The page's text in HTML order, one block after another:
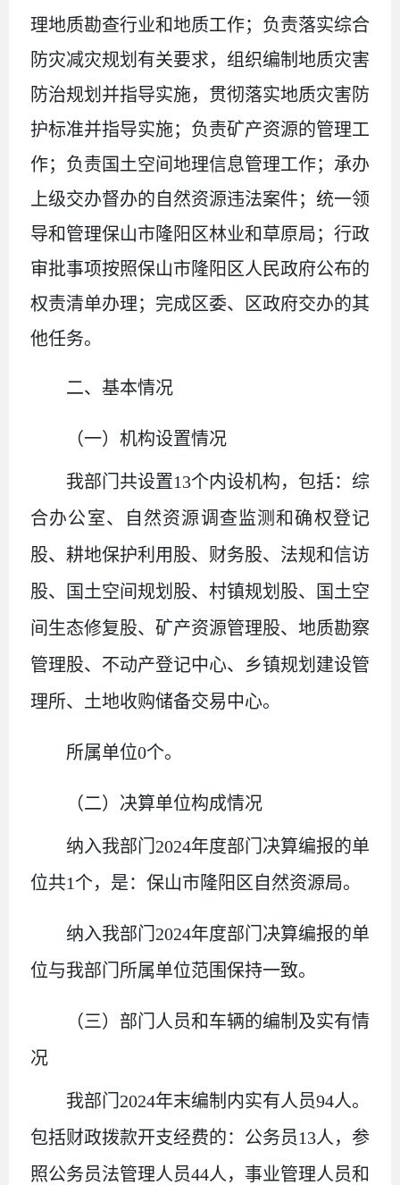
理地质勘查行业和地质工作；负责落实综合
防灾减灾规划有关要求，组织编制地质灾害
防治规划并指导实施，贯彻落实地质灾害防
护标准并指导实施；负责矿产资源的管理工
作；负责国土空间地理信息管理工作；承办
上级交办督办的自然资源违法案件；统一领
导和管理保山市隆阳区林业和草原局；行政
审批事项按照保山市隆阳区人民政府公布的
权责清单办理；完成区委、区政府交办的其
他任务。
二、 基本情况
（一）机构设置情况
我部门共设置13个内设机构，包括：综
合办公室、自然资源调查监测和确权登记
股、耕地保护利用股、财务股、法规和信访
股、国土空间规划股、村镇规划股、国土空
间生态修复股、矿产资源管理股、地质勘察
管理股、不动产登记中心、乡镇规划建设管
理所、土地收购储备交易中心。
所属单位0个。
（二）决算单位构成情况
纳入我部门2024年度部门决算编报的单
位共1个，是：保山市隆阳区自然资源局。
纳入我部门2024年度部门决算编报的单
位与我部门所属单位范围保持一致。
（三）部门人员和车辆的编制及实有情
况
我部门2024年末编制内实有人员94人。
包括财政拨款开支经费的：公务员13人，参
照公务员法管理人员44人，事业管理人员和